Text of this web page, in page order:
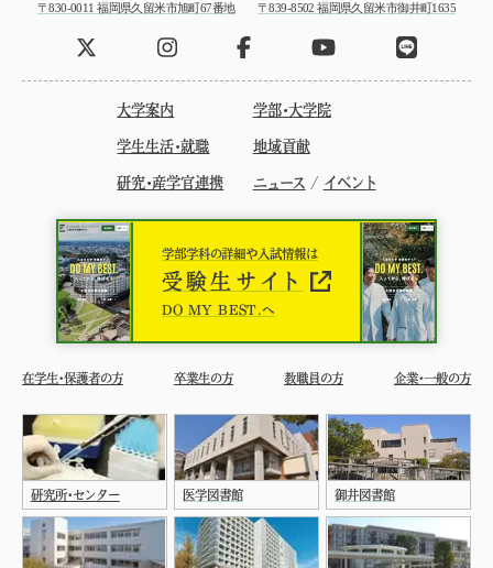
〒830-0011 福岡県久留米市旭町67番地
〒839-8502 福岡県久留米市御井町1635
大学案内 学部・大学院
学生生活・就職 地域貢献
研究・産学官連携 ニュース / イベント
学部学科の詳細や入試情報は
受験生サイト
DO MY BEST.へ
在学生・保護者の方 卒業生の方 教職員の方 企業・一般の方
研究所・センター 医学図書館 御井図書館